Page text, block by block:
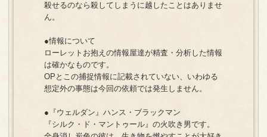
殺せるのなら殺してしまうに越したことはありませ
ん。
●情報について
ローレットお抱えの情報屋達が精査・分析した情報
は確かなものです。
OPとこの捕捉情報に記載されていない、いわゆる
想定外の事態は今回の依頼では発生しません。
●『ウェルダン』ハンス・ブラックマン
『シルク・ド・マントゥール』の火吹き男です。